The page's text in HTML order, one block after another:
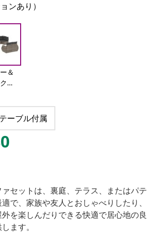
ンあり）
＆
グ
テーブル付属
セットは、裏庭、テラス、またはパテ
で、家族や友人とおしゃべりしたり、
を楽しんだりできる快適で居心地の良
ます。